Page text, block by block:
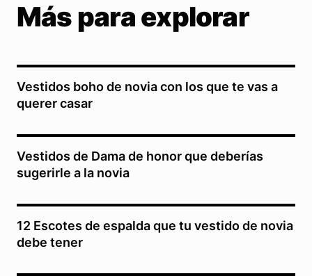
Más para explorar
Vestidos boho de novia con los que te vas a
querer casar
Vestidos de Dama de honor que deberías
sugerirle a la novia
12 Escotes de espalda que tu vestido de novia
debe tener